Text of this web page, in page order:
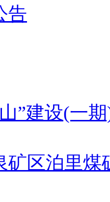
告
”建设(一
矿区泊里